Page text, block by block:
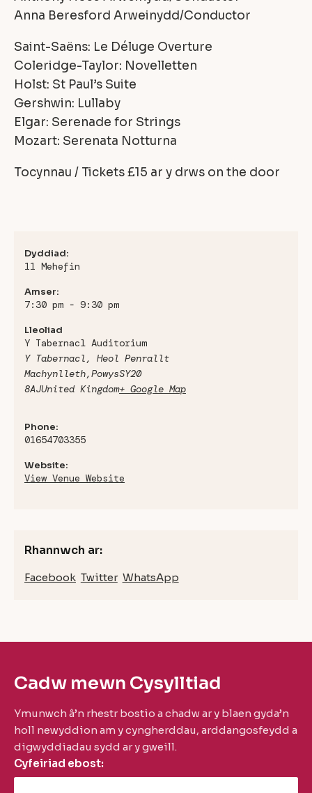
Anna Beresford Arweinydd/Conductor
Saint-Saëns: Le Déluge Overture
Coleridge-Taylor: Novelletten
Holst: St Paul’s Suite
Gershwin: Lullaby
Elgar: Serenade for Strings
Mozart: Serenata Notturna
Tocynnau / Tickets £15 ar y drws on the door
Dyddiad:
11 Mehefin
Amser:
7:30 pm - 9:30 pm
Lleoliad
Y Tabernacl Auditorium
Y Tabernacl, Heol Penrallt
Machynlleth,PowysSY20
8AJUnited Kingdom+ Google Map
Phone:
01654703355
Website:
View Venue Website
Rhannwch ar:
Facebook Twitter WhatsApp
Cadw mewn Cysylltiad
Ymunwch â’n rhestr bostio a chadw ar y blaen gyda’n
holl newyddion am y cyngherddau, arddangosfeydd a
digwyddiadau sydd ar y gweill.
Cyfeiriad ebost: